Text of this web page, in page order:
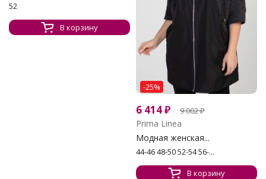
52
В корзину
-25%
6 414₽ 9 002₽
Prima Linea
Модная женская...
44-46 48-50 52-54 56-...
В корзину